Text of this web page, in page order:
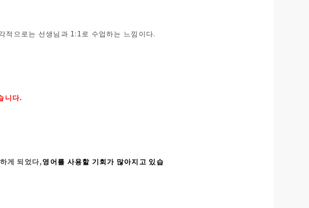
적으로는 선생님과 1:1로 수업하는 느낌이다.
니다.
게 되었다,영어를 사용할 기회가 많아지고 있습